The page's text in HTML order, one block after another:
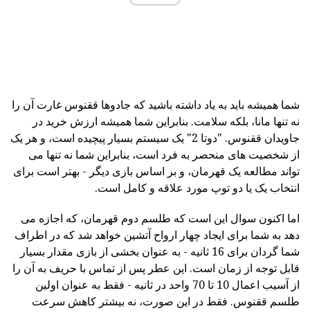
شما همیشه باید به یاد داشته باشید که جادوها ققنوس غارت آن را
نه تنها مانا، بلکه سلامت. بنابراین شما همیشه ارزش خرید در
جاویدان ققنوس. "دوتا 2" یک سیستم بسیار پیچیده است، و هر یک
از شخصیت های منحصر به فرد است، بنابراین شما نه تنها می
تواند مطالعه یک قهرمان، و بر اساس بازی دیگر - بهتر است برای
انتخاب یک یا دو توپ مورد علاقه و کامل است.
اما اکنون سوال این است که طلسم دوم قهرمان، که اجازه می
دهد به شما برای ایجاد چهار ارواح آتشین خواهد شد که در اطراف
شما گردان برای 16 ثانیه - به عنوان بخشی از بازی مقدار بسیار
قابل توجه از زمان است. این عطر پس از تماس با حریف به آن را
از آسیب اعمال 10 تا 70 واحد در ثانیه - فقط به عنوان اولین
طلسم ققنوس. فقط در این صورت، نه بیشتر کاهش سرعت